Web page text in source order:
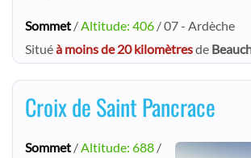
Sommet /Altitude: 406 / 07 - Ardèche
Situéà moins de 20 kilomètresde
Croix de Saint Pancrace
Sommet /Altitude: 688 /